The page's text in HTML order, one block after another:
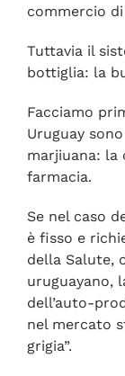
commercio
Tuttavia il
bottiglia: la
Facciamo
Uruguay
marjiuana: la
farmacia.
Se nel caso
è fisso e
della Salute,
uruguayano,
dell’auto-
nel mercato
grigia”.